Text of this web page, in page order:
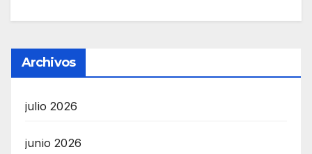
Archivos
julio 2026
junio 2026